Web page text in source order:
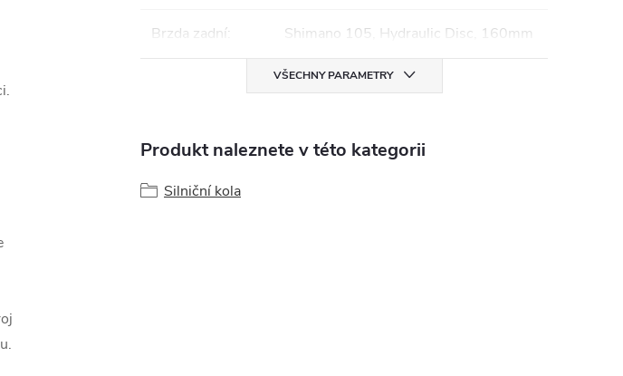
Brzda zadní: Shimano 105, Hydraulic Disc, 160mm
VŠECHNY PARAMETRY
Produkt naleznete v této kategorii
Silniční kola